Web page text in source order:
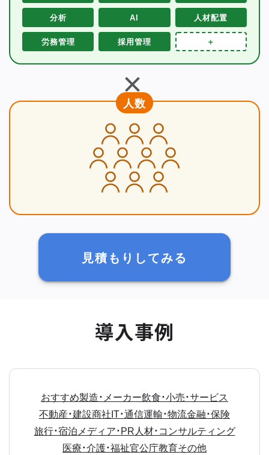
分析 AI 人材配置
労務管理 採用管理 ＋
＋
人数
見積もりしてみる
導入事例
おすすめ製造・メーカー飲食・小売・サービス
不動産・建設商社IT・通信運輸・物流金融・保険
旅行・宿泊 メディア・PR人材・コンサルティング
医療・介護・福祉官公庁教育その他